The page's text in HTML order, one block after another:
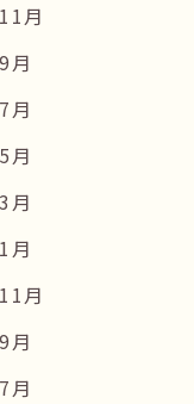
月
月
月
月
月
月
月
月
月